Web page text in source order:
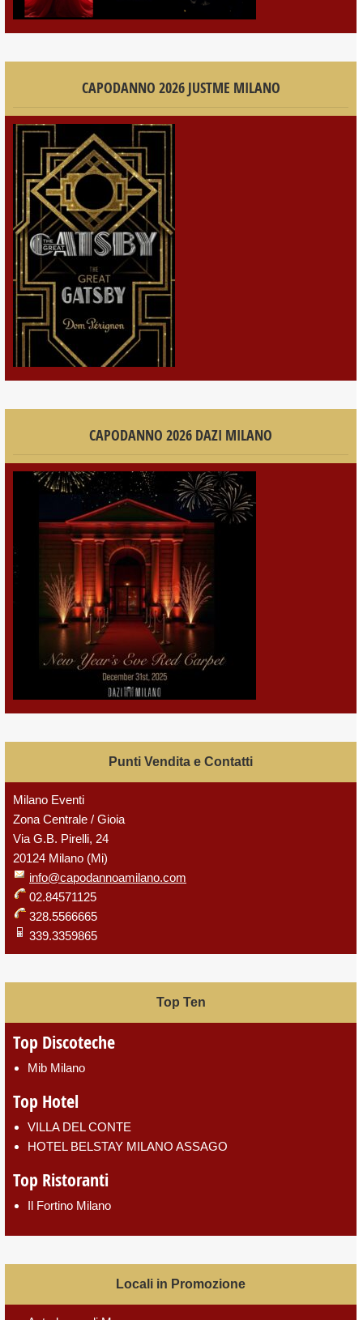
CAPODANNO 2026 JUSTME MILANO
CAPODANNO 2026 DAZI MILANO
Punti Vendita e Contatti
Milano Eventi
Zona Centrale / Gioia
Via G.B. Pirelli, 24
20124 Milano (Mi)
info@capodannoamilano.com
02.84571125
328.5566665
339.3359865
Top Ten
Top Discoteche
Mib Milano
Top Hotel
VILLA DEL CONTE
HOTEL BELSTAY MILANO ASSAGO
Top Ristoranti
Il Fortino Milano
Locali in Promozione